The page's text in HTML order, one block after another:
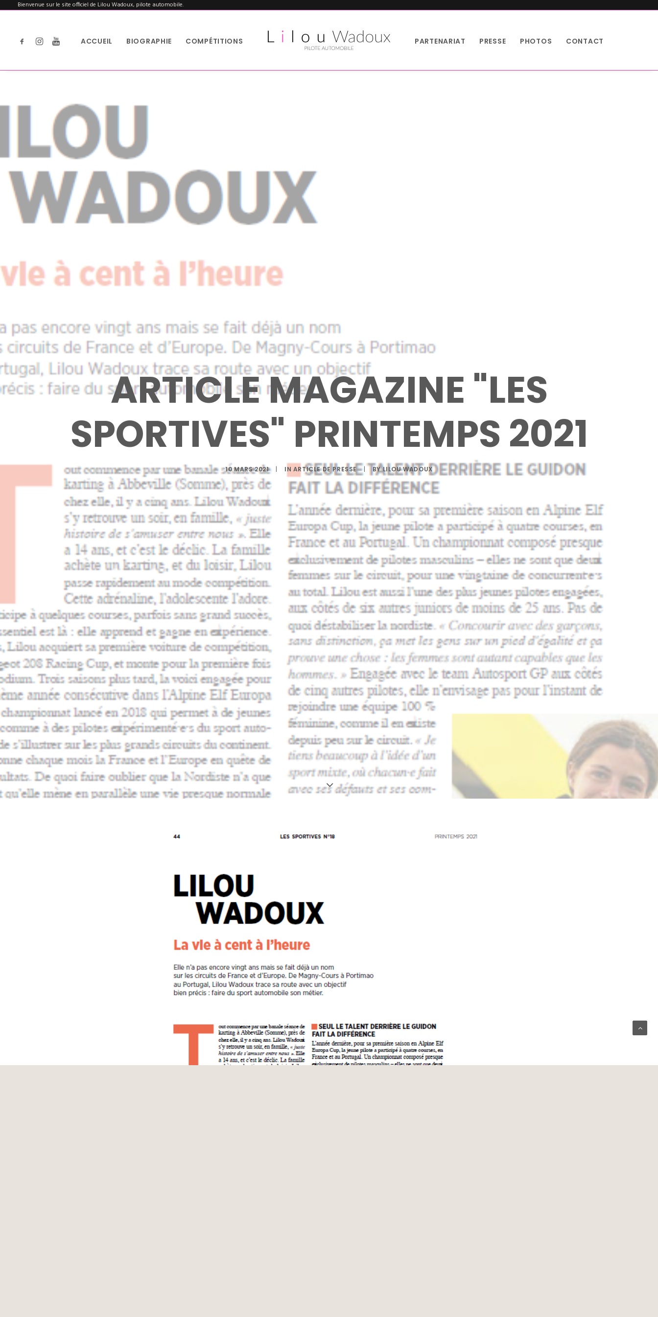
Bienvenue sur le site officiel de Lilou Wadoux, pilote automobile.
ACCUEIL BIOGRAPHIE COMPÉTITIONS PARTENARIAT PRESSE PHOTOS CONTACT
ARTICLE MAGAZINE "LES
SPORTIVES" PRINTEMPS 2021
10 MARS 2021 | IN ARTICLE DE PRESSE | BYLILOU WADOUX